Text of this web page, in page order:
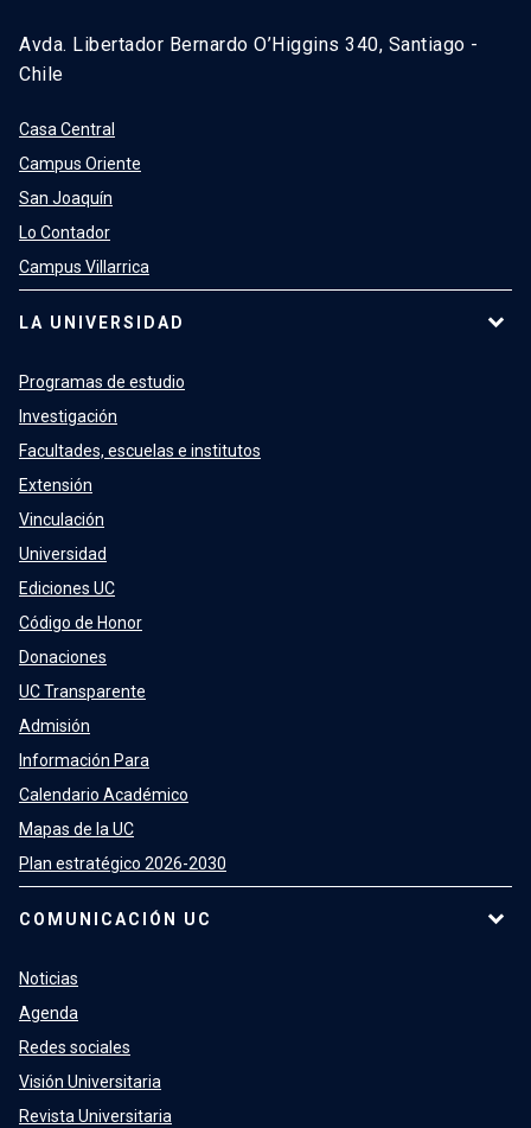
Avda. Libertador Bernardo O’Higgins 340, Santiago -
Chile
Casa Central
Campus Oriente
San Joaquín
Lo Contador
Campus Villarrica
LA UNIVERSIDAD
Programas de estudio
Investigación
Facultades, escuelas e institutos
Extensión
Vinculación
Universidad
Ediciones UC
Código de Honor
Donaciones
UC Transparente
Admisión
Información Para
Calendario Académico
Mapas de la UC
Plan estratégico 2026-2030
COMUNICACIÓN UC
Noticias
Agenda
Redes sociales
Visión Universitaria
Revista Universitaria